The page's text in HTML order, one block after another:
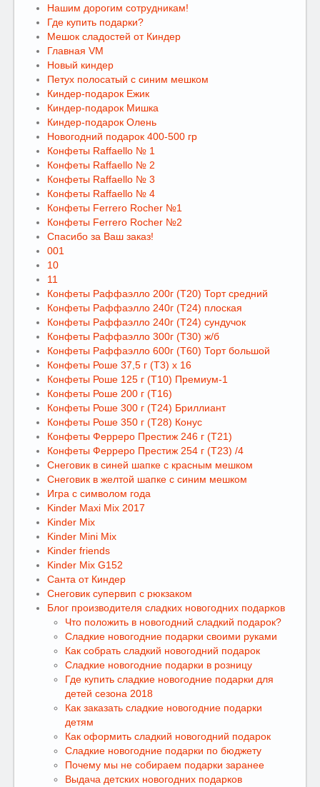
Нашим дорогим сотрудникам!
Где купить подарки?
Мешок сладостей от Киндер
Главная VM
Новый киндер
Петух полосатый с синим мешком
Киндер-подарок Ежик
Киндер-подарок Мишка
Киндер-подарок Олень
Новогодний подарок 400-500 гр
Конфеты Raffaello № 1
Конфеты Raffaello № 2
Конфеты Raffaello № 3
Конфеты Raffaello № 4
Конфеты Ferrero Rocher №1
Конфеты Ferrero Rocher №2
Спасибо за Ваш заказ!
001
10
11
Конфеты Раффаэлло 200г (Т20) Торт средний
Конфеты Раффаэлло 240г (Т24) плоская
Конфеты Раффаэлло 240г (Т24) сундучок
Конфеты Раффаэлло 300г (Т30) ж/б
Конфеты Раффаэлло 600г (Т60) Торт большой
Конфеты Роше 37,5 г (Т3) х 16
Конфеты Роше 125 г (Т10) Премиум-1
Конфеты Роше 200 г (Т16)
Конфеты Роше 300 г (Т24) Бриллиант
Конфеты Роше 350 г (Т28) Конус
Конфеты Ферреро Престиж 246 г (Т21)
Конфеты Ферреро Престиж 254 г (Т23) /4
Снеговик в синей шапке с красным мешком
Снеговик в желтой шапке с синим мешком
Игра с символом года
Kinder Maxi Mix 2017
Kinder Mix
Kinder Mini Mix
Kinder friends
Kinder Mix G152
Санта от Киндер
Снеговик супервип с рюкзаком
Блог производителя сладких новогодних подарков
Что положить в новогодний сладкий подарок?
Сладкие новогодние подарки своими руками
Как собрать сладкий новогодний подарок
Сладкие новогодние подарки в розницу
Где купить сладкие новогодние подарки для
детей сезона 2018
Как заказать сладкие новогодние подарки
детям
Как оформить сладкий новогодний подарок
Сладкие новогодние подарки по бюджету
Почему мы не собираем подарки заранее
Выдача детских новогодних подарков